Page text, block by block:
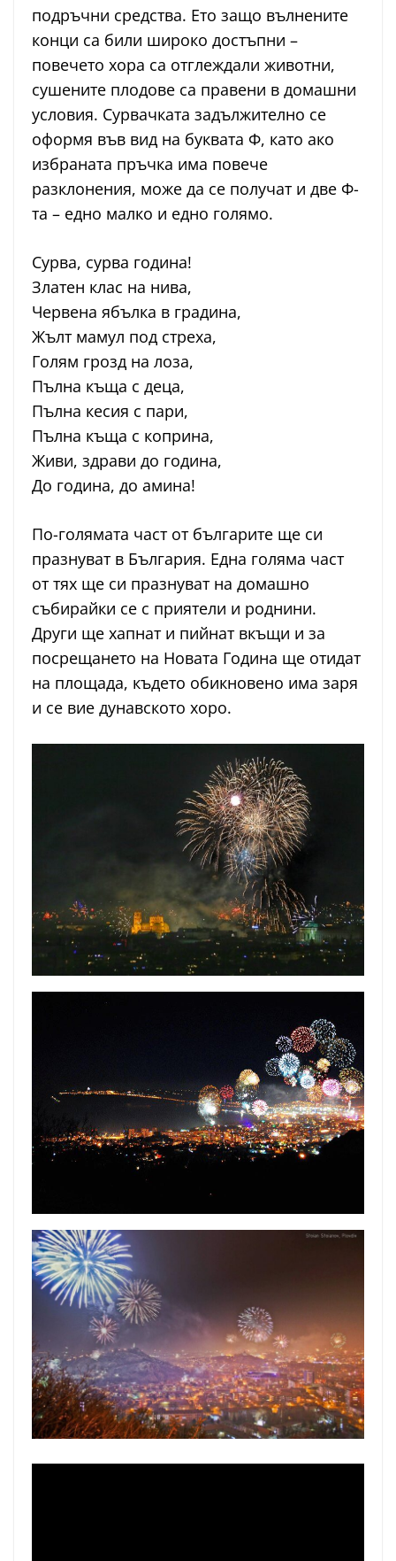
подръчни средства. Ето защо вълнените
конци са били широко достъпни –
повечето хора са отглеждали животни,
сушените плодове са правени в домашни
условия. Сурвачката задължително се
оформя във вид на буквата Ф, като ако
избраната пръчка има повече
разклонения, може да се получат и две Ф-
та – едно малко и едно голямо.
Сурва, сурва година!
Златен клас на нива,
Червена ябълка в градина,
Жълт мамул под стреха,
Голям грозд на лоза,
Пълна къща с деца,
Пълна кесия с пари,
Пълна къща с коприна,
Живи, здрави до година,
До година, до амина!
По-голямата част от българите ще си
празнуват в България. Една голяма част
от тях ще си празнуват на домашно
събирайки се с приятели и роднини.
Други ще хапнат и пийнат вкъщи и за
посрещането на Новата Година ще отидат
на площада, където обикновено има заря
и се вие дунавското хоро.